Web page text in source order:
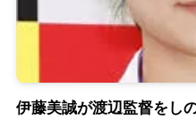
伊藤美誠が渡辺監督をし